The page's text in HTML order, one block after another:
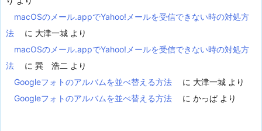
macOSのメール.appでYahoo!メールを受信できない時の対処方
法
に 大津一城 より
macOSのメール.appでYahoo!メールを受信できない時の対処方
法
に 巽 浩二 より
Googleフォトのアルバムを並べ替える方法
に 大津一城 より
Googleフォトのアルバムを並べ替える方法
に かっぱ より